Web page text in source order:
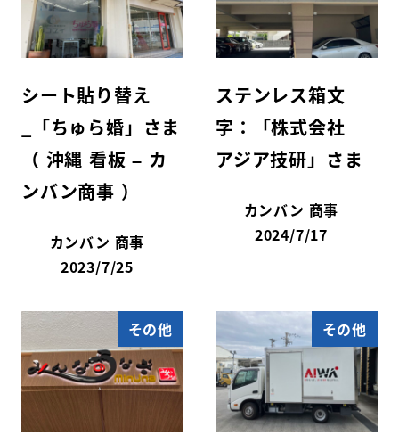
シート貼り替え
_「ちゅら婚」さま
（ 沖縄 看板 – カ
ンバン商事 ）
カンバン 商事
2023/7/25
ステンレス箱文
字：「株式会社
アジア技研」さま
カンバン 商事
2024/7/17
その他 その他